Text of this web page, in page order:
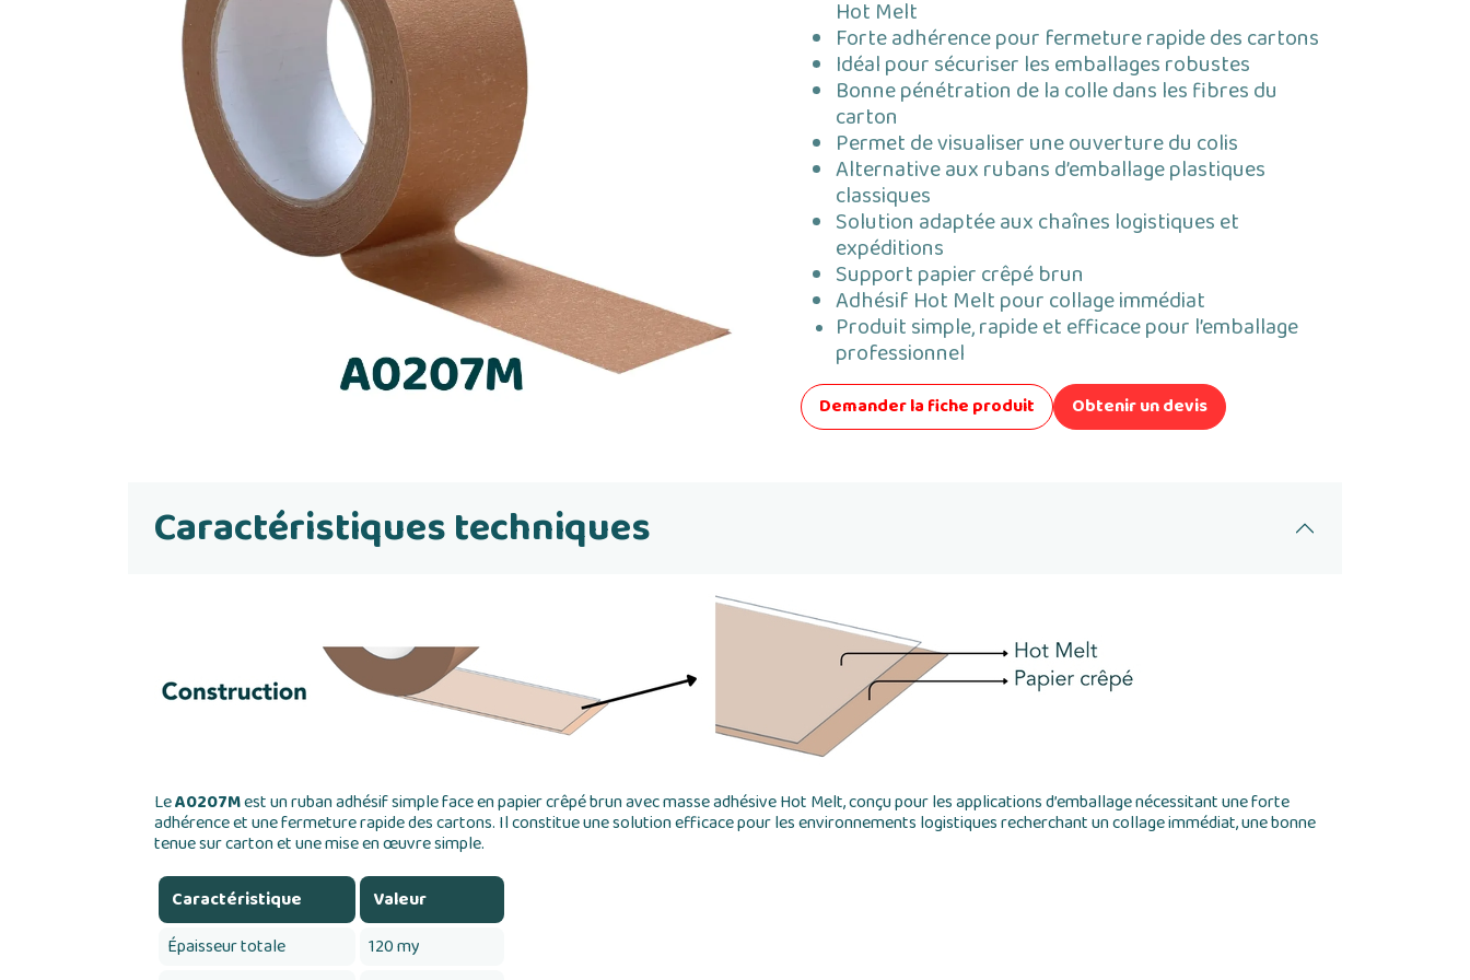
Hot Melt
Forte adhérence pour fermeture rapide des cartons
Idéal pour sécuriser les emballages robustes
Bonne pénétration de la colle dans les fibres du
carton
Permet de visualiser une ouverture du colis
Alternative aux rubans d’emballage plastiques
classiques
Solution adaptée aux chaînes logistiques et
expéditions
Support papier crêpé brun
Adhésif Hot Melt pour collage immédiat
Produit simple, rapide et efficace pour l’emballage
professionnel
Demander la fiche produit Obtenir un devis
Caractéristiques techniques
LeA0207Mest un ruban adhésif simple face en papier crêpé brun avec masse adhésive Hot Melt, conçu pour les applications d’emballage nécessitant une forte
adhérence et une fermeture rapide des cartons. Il constitue une solution efficace pour les environnements logistiques recherchant un collage immédiat, une bonne
tenue sur carton et une mise en œuvre simple.
Caractéristique
Valeur
Épaisseur totale
120 my